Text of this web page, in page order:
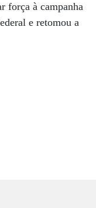
força à campanha
e retomou a